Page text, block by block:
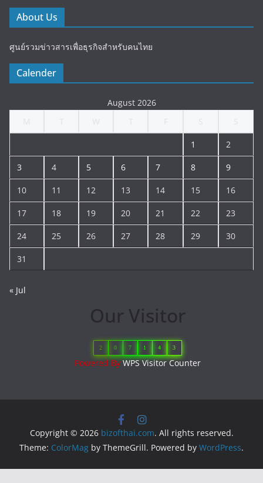
About Us
ศูนย์รวมข่าวสารเพื่อธุรกิจสำหรับคนไทย
Calender
August 2026
1 2
3 4 5 6 7 8 9
10 11 12 13 14 15 16
17 18 19 20 21 22 23
24 25 26 27 28 29 30
31
« Jul
Our Visitor
2 0 7 1 4 3
Powered ByWPS Visitor Counter
Copyright © 2026 bizofthai.com. All rights reserved.
Theme: ColorMag by ThemeGrill. Powered by WordPress.